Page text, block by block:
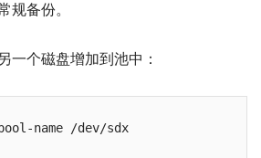
规备份。
一个磁盘增加到池中：
name /dev/sdx